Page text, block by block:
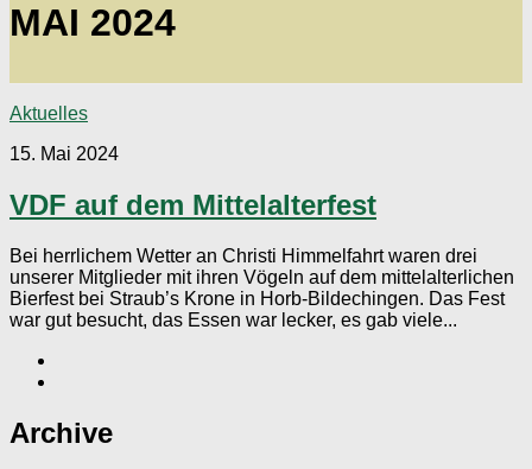
MAI 2024
Aktuelles
15. Mai 2024
VDF auf dem Mittelalterfest
Bei herrlichem Wetter an Christi Himmelfahrt waren drei
unserer Mitglieder mit ihren Vögeln auf dem mittelalterlichen
Bierfest bei Straub’s Krone in Horb-Bildechingen. Das Fest
war gut besucht, das Essen war lecker, es gab viele...
Archive